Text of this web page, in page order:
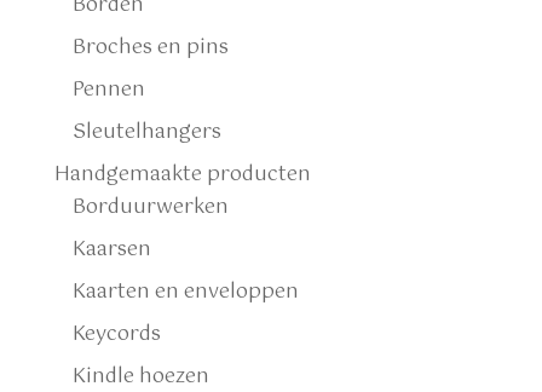
Broches en pins
Pennen
Sleutelhangers
Handgemaakte producten
Borduurwerken
Kaarsen
Kaarten en enveloppen
Keycords
Kindle hoezen